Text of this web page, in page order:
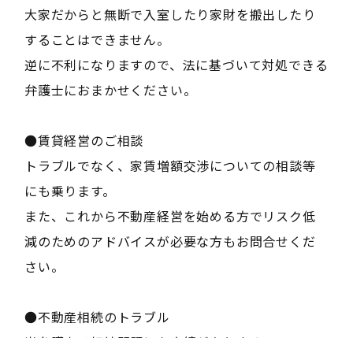
大家だからと無断で入室したり家財を搬出したり
することはできません。
逆に不利になりますので、法に基づいて対処できる
弁護士におまかせください。
●賃貸経営のご相談
トラブルでなく、家賃増額交渉についての相談等
にも乗ります。
また、これから不動産経営を始める方でリスク低
減のためのアドバイスが必要な方もお問合せくだ
さい。
●不動産相続のトラブル